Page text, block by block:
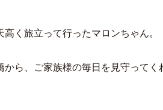
く旅立って行ったマロンちゃん。
から、ご家族様の毎日を見守ってく